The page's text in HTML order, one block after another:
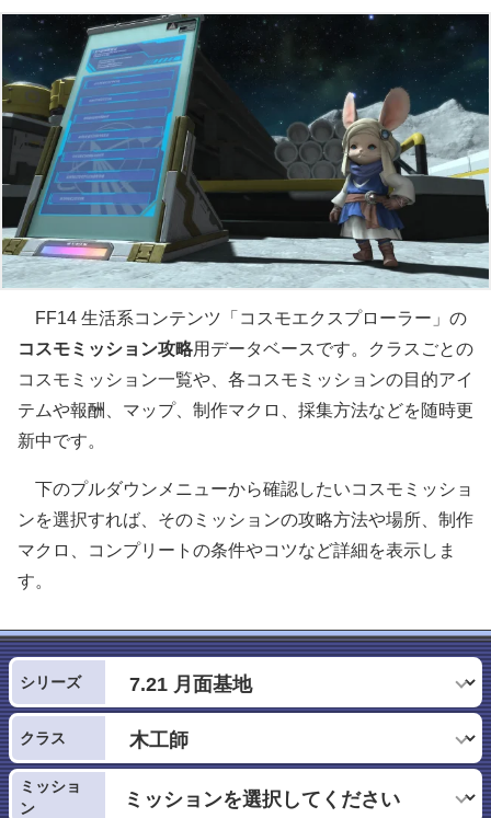
FF14 生活系コンテンツ「コスモエクスプローラー」の
コスモミッション攻略用データベースです。クラスごとの
コスモミッション一覧や、各コスモミッションの目的アイ
テムや報酬、マップ、制作マクロ、採集方法などを随時更
新中です。
下のプルダウンメニューから確認したいコスモミッショ
ンを選択すれば、そのミッションの攻略方法や場所、制作
マクロ、コンプリートの条件やコツなど詳細を表示しま
す。
シリーズ
クラス
ミッショ
ン